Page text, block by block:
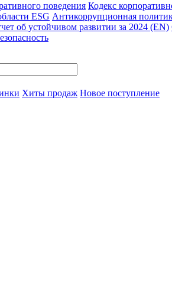
поведения Кодекс
ESG Антикоррупционная
об устойчивом развитии за 2024 (EN)
Хиты продаж Новое поступление